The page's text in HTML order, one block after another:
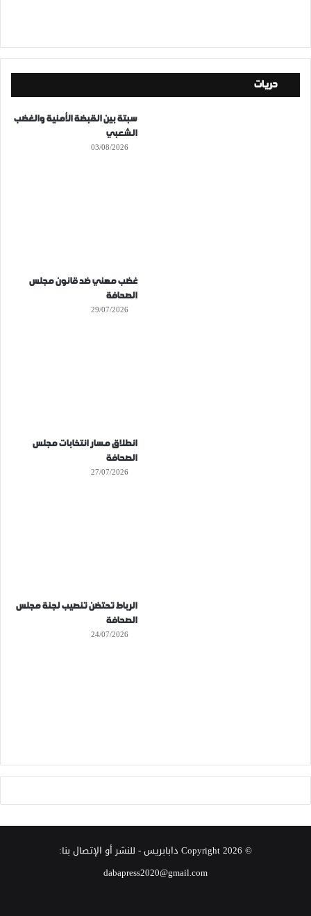
حريات
سبتة بين القبضة الأمنية والغضب
الشعبي
03/08/2026
غضب مهني ضد قانون مجلس
الصحافة
29/07/2026
انطلاق مسار انتخابات مجلس
الصحافة
27/07/2026
الرباط تحتضن تنصيب لجنة مجلس
الصحافة
24/07/2026
© Copyright 2026 دابابريس- للنشر أو الإتصال بنا:
dabapress2020@gmail.com